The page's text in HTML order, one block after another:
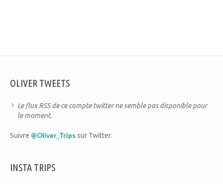
OLIVER TWEETS
Le flux RSS de ce compte twitter ne semble pas disponible pour
le moment.
Suivre @Oliver_Trips sur Twitter.
INSTA TRIPS